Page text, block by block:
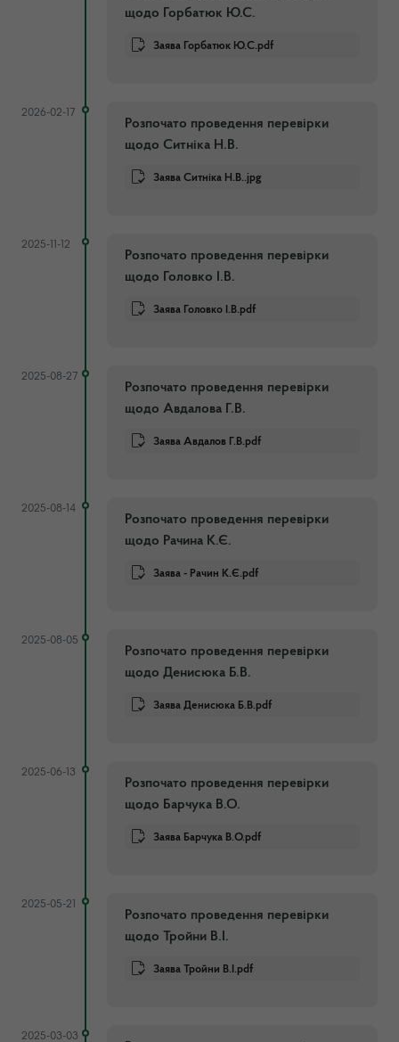
щодо Горбатюк Ю.С.
Заява Горбатюк Ю.С.pdf
2026-02-17
Розпочато проведення перевірки
щодо Ситніка Н.В.
Заява Ситніка Н.В..jpg
2025-11-12
Розпочато проведення перевірки
щодо Головко І.В.
Заява Головко І.В.pdf
2025-08-27
Розпочато проведення перевірки
щодо Авдалова Г.В.
Заява Авдалов Г.В.pdf
2025-08-14
Розпочато проведення перевірки
щодо Рачина К.Є.
Заява - Рачин К.Є.pdf
2025-08-05
Розпочато проведення перевірки
щодо Денисюка Б.В.
Заява Денисюка Б.В.pdf
2025-06-13
Розпочато проведення перевірки
щодо Барчука В.О.
Заява Барчука В.О.pdf
2025-05-21
Розпочато проведення перевірки
щодо Тройни В.І.
Заява Тройни В.І.pdf
2025-03-03